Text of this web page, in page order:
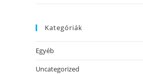
Kategóriák
Egyéb
Uncategorized